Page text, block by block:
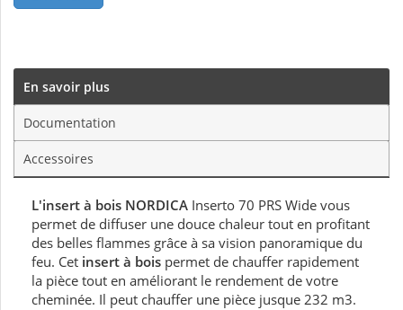
En savoir plus
Documentation
Accessoires
L'insert à bois NORDICA Inserto 70 PRS Wide vous
permet de diffuser une douce chaleur tout en profitant
des belles flammes grâce à sa vision panoramique du
feu. Cet insert à bois permet de chauffer rapidement
la pièce tout en améliorant le rendement de votre
cheminée. Il peut chauffer une pièce jusque 232 m3.